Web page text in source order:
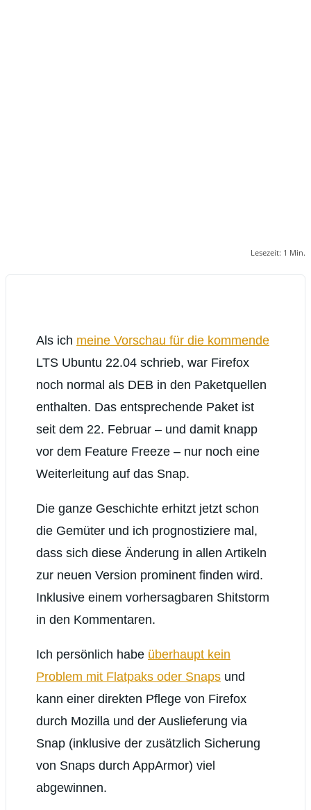
Lesezeit: 1 Min.
Als ich meine Vorschau für die kommende
LTS Ubuntu 22.04 schrieb, war Firefox
noch normal als DEB in den Paketquellen
enthalten. Das entsprechende Paket ist
seit dem 22. Februar – und damit knapp
vor dem Feature Freeze – nur noch eine
Weiterleitung auf das Snap.
Die ganze Geschichte erhitzt jetzt schon
die Gemüter und ich prognostiziere mal,
dass sich diese Änderung in allen Artikeln
zur neuen Version prominent finden wird.
Inklusive einem vorhersagbaren Shitstorm
in den Kommentaren.
Ich persönlich habe überhaupt kein
Problem mit Flatpaks oder Snaps und
kann einer direkten Pflege von Firefox
durch Mozilla und der Auslieferung via
Snap (inklusive der zusätzlich Sicherung
von Snaps durch AppArmor) viel
abgewinnen.